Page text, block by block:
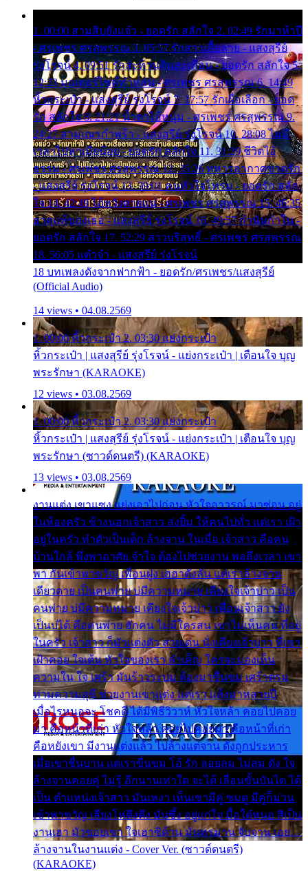
1. 00:00 สามสิบยังแจ๋ว - ยอดรัก สลักใจ 2. 02:49 รักมาห้าปี
- ศรเพชร ศรสุพรรณ 3. 05:57 รักสาวเสื้อลาย - แสงสุรีย์
รุ่งโรจน์ 4. 09:51 รักสะท้านดินสะเทือน - ยอดรัก สลักใจ 5.
12:23 มอเตอร์ไซค์ทำหล่น - ศรเพชร ศรสุพรรณ 6. 14:49
หิ้วกระเป๋า - แสงสุรีย์ รุ่งโรจน์ 7. 17:57 รักเผื่อเลือก - ยอด
รัก สลักใจ 8. 21:21 น้ำตาไอ้หนุ่ม - ศรเพชร ศรสุพรรณ 9.
24:27 สามเณรกำพร้า - แสงสุรีย์ รุ่งโรจน์ 10. 28:08 ไม่มี
เวลาไปหาเมียน้อย - ยอดรัก สลักใจ 11. 31:29 ชีวิตไอ้
ธรรม - ศรเพชร ศรสุพรรณ 12. 35:26 ทหารอากาศขาดรัก
- แสงสุรีย์ รุ่งโรจน์ 13. 39:01 คนหัวใจโทรม - ยอดรัก สลัก
ใจ 14. 42:49 ไอ้หวังตายแน่ - ศรเพชร ศรสุพรรณ 15. 46:35
ธาตุแท้ของเธอ - แสงสุรีย์ รุ่งโรจน์ 16. 49:57 กำนันกำใน -
ยอดรัก สลักใจ 17. 52:29 สาวบริสุทธิ์ - ศรเพชร ศรสุพรรณ
18. 56:05 แต๋วจ๋า - แสงสุรีย์ รุ่งโรจน์
18 บทเพลงดังจากฟากฟ้า - ยอดรัก/ศรเพชร/แสงสุรีย์
(Official Audio)
14 views • 04.08.2569
1. 00:00 หิ้วกระเป๋า 2. 03:30 แย่งกระเป๋า
หิ้วกระเป๋า | แสงสุรีย์ รุ่งโรจน์ - แย่งกระเป๋า | เตือนใจ บุญ
พระรักษา (KARAOKE)
12 views • 03.08.2569
1. 00:00 หิ้วกระเป๋า 2. 03:30 แย่งกระเป๋า
หิ้วกระเป๋า | แสงสุรีย์ รุ่งโรจน์ - แย่งกระเป๋า | เตือนใจ บุญ
พระรักษา (ซาวด์ดนตรี) (KARAOKE)
13 views • 03.08.2569
งานแต่ง เขาแซง แย่งเอาไปก่อน หัวใจอาวรณ์ มาซ่อน อยู่
ในห้องครัว ข้างนอกเจ้าสาว ส่งยิ้ม ให้คนไปทั่ว แต่เรา เฝ้า
อยู่ในครัว ทำตัวเป็นเด็ก ล้างจาน ในเมื่อ เจ้าสาว คือคน
บ้านใกล้ พึ่งพาอาศัย จำใจ ต้องไปช่วยงาน พอถึงเวลา เขา
พา กันเข้าพาขวัญ เพื่อนฝูง เฮฮาดังลั่น แต่เราล้างจาน
เดียวดาย เป็นคนพ่าย บ่มีความหมาย เคียงใจเจ้าบ่าว เป็น
คนพ่าย บ่มีความหมาย เคียงใจเจ้าบ่าว เพื่อนเจ้าสาว ยัง
เป็นบ่ได้ คือคนพ่าย ฮักคน ไม่มีใครสน เขาไม่เห็นคน ที่อยู่
ในครัว เจ้าสาว ก็มัวแต่งตัว สวยเด่น นั่งเคียงเจ้าบ่าว ที่เขา
เฝ้าคอย ใจเต้น หัวใจของเรา ลำเค็ญ ใครจะมองเห็น
ความใน ใจ เศร้า มันร้าวระบม ต้องมาขื่นขม เศร้าตรม
ท่ามความสุขี ช่วยงานเขาแต่ง แต่เรา แล้งมาหลายปี
เมื่อไรหนอจะ โชคดี ได้มีพิธีวิวาห์ หัวใจหล้า คอยไปคอย
มา คือหน้าที่เก่า หัวใจหล้า คอยไปคอยมา คือหน้าที่เก่า
คือหยังเขา มีงานแต่งแล้ว ไปล้างแต่จาน ดั่งถูกประหาร
เมื่อเขาชื่นบาน แต่เราขื่นขม โอ้ รัก ลอยลม ไม่สม ดัง ใจ
ล้างจานคอยคู่ ไม่รู้ อีกนานเท่าใด จะได้ เลื่อนขั้นบันได ได้
เป็น ตำแหน่งเจ้าสาว มันเหงา เห็นเขามีคู่ ซมดู มีคู่ก็ม่วน
เข้าพาขวัญ เสียงโห่ตึงตึง มันซึ้ง อยู่แก่ใจ มื้อใด๋หนอ สิเป็น
งานเฮา มัวซอยเขา ใจเฮาซิด้าน มันทรมาน จับจาน เอย…
ล้างจานในงานแต่ง - Cover Ver. (ซาวด์ดนตรี)
(KARAOKE)